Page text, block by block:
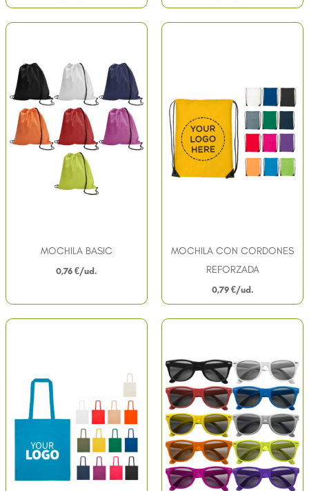
MOCHILA BASIC
0,76 €
MOCHILA CON CORDONES
REFORZADA
0,79 €